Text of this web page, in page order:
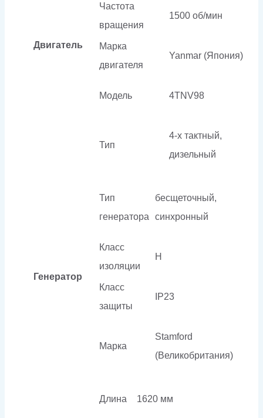
Двигатель
Частота
вращения
1500 об/мин
Марка
двигателя
Yanmar (Япония)
Модель 4TNV98
Тип
4-х тактный,
дизельный
Генератор
Тип
генератора
бесщеточный,
синхронный
Класс
изоляции
H
Класс
защиты
IP23
Марка
Stamford
(Великобритания)
Длина 1620 мм